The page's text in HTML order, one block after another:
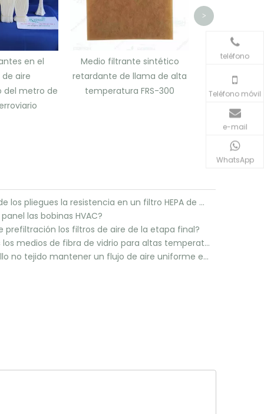
en el
aire
del metro de
Medio filtrante sintético
retardante de llama de alta
temperatura FRS-300
>
¿Cómo controla el espaciado de los pliegues la resistencia en un filtro HEPA de mini pliegues?
las bobinas HVAC?
prefiltración los filtros de aire de la etapa final?
¿Cómo se mantienen estables los medios de fibra de vidrio para altas temperaturas bajo calor?
¿Cómo puede un filtro de bolsillo no tejido mantener un flujo de aire uniforme entre los bolsillos?
teléfono
Teléfono móvil
e-mail
WhatsApp